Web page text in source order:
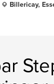
Billericay,